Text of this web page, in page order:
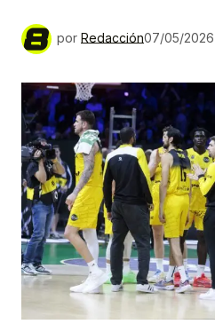
por Redacción07/05/2026